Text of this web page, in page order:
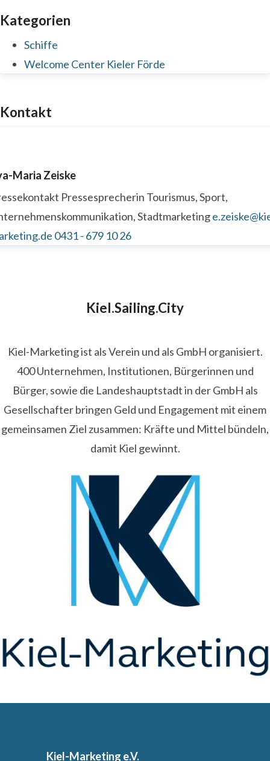
Kategorien
Schiffe
Welcome Center Kieler Förde
Kontakt
Maria Zeiske
Pressesprecherin Tourismus, Sport,
Stadtmarketing
0431 - 679 10 26
Kiel.Sailing.City
Kiel-Marketing ist als Verein und als GmbH organisiert.
400 Unternehmen, Institutionen, Bürgerinnen und
Bürger, sowie die Landeshauptstadt in der GmbH als
Gesellschafter bringen Geld und Engagement mit einem
gemeinsamen Ziel zusammen: Kräfte und Mittel bündeln,
damit Kiel gewinnt.
Kiel-Marketing e.V.